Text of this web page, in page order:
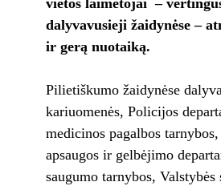
vietos laimėtojai –
dalyvavusieji žaidynėse –
ir gerą nuotaiką.
Pilietiškumo žaidynėse
kariuomenės, Policijos
medicinos pagalbos
apsaugos ir gelbėjimo
saugumo tarnybos, Valstybės